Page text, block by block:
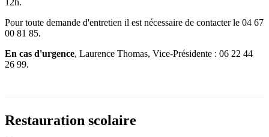
12h.
Pour toute demande d'entretien il est nécessaire de contacter le 04 67
00 81 85.
En cas d'urgence, Laurence Thomas, Vice-Présidente : 06 22 44
26 99.
Restauration scolaire